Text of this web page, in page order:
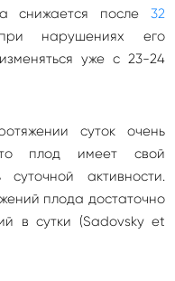
снижается после 32
нарушениях его
уже с 23-24
суток очень
плод имеет свой
активности.
плода достаточно
в сутки (Sadovsky et